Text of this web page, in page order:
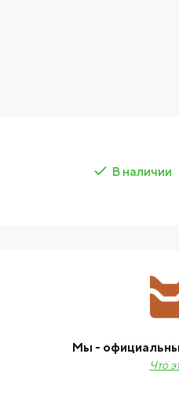
В наличии
Мы -
Что